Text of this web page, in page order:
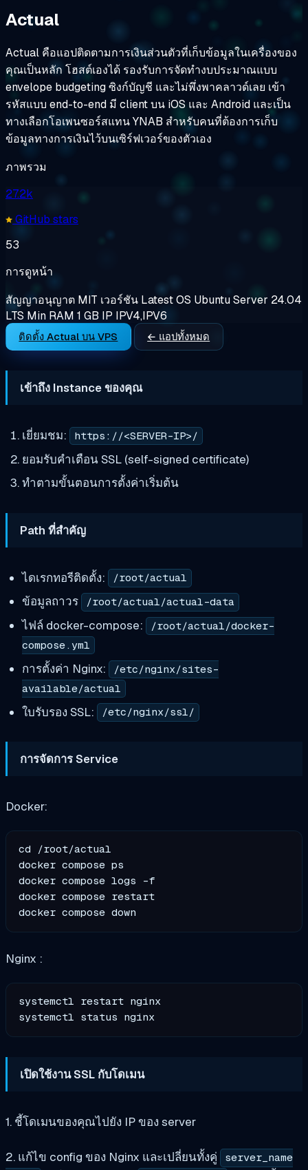
Actual
Actual คือแอปติดตามการเงินส่วนตัวที่เก็บข้อมูลในเครื่องของ
คุณเป็นหลัก โฮสต์เองได้ รองรับการจัดทำงบประมาณแบบ
envelope budgeting ซิงก์บัญชี และไม่พึ่งพาคลาวด์เลย เข้า
รหัสแบบ end-to-end มี client บน iOS และ Android และเป็น
ทางเลือกโอเพนซอร์สแทน YNAB สำหรับคนที่ต้องการเก็บ
ข้อมูลทางการเงินไว้บนเซิร์ฟเวอร์ของตัวเอง
ภาพรวม
27.2k
GitHub stars
53
การดูหน้า
สัญญาอนุญาต MIT เวอร์ชัน LatestOS Ubuntu Server 24.04
LTS Min RAM 1 GB IP IPV4,IPV6
ติดตั้ง Actual บน VPS ← แอปทั้งหมด
เข้าถึง Instance ของคุณ
เยี่ยมชม: https://<SERVER-IP>/
ยอมรับคำเตือน SSL (self-signed certificate)
ทำตามขั้นตอนการตั้งค่าเริ่มต้น
Path ที่สำคัญ
ไดเรกทอรีติดตั้ง: /root/actual
ข้อมูลถาวร /root/actual/actual-data
ไฟล์ docker-compose:
/root/actual/docker-
compose.yml
การตั้งค่า Nginx:
/etc/nginx/sites-
available/actual
ใบรับรอง SSL: /etc/nginx/ssl/
การจัดการ Service
Docker:
cd /root/actual
docker compose ps
docker compose logs -f
docker compose restart
Nginx :
systemctl restart nginx
เปิดใช้งาน SSL กับโดเมน
1. ชี้โดเมนของคุณไปยัง IP ของ server
2. แก้ไข config ของ Nginx และเปลี่ยนทั้งคู่ server_name